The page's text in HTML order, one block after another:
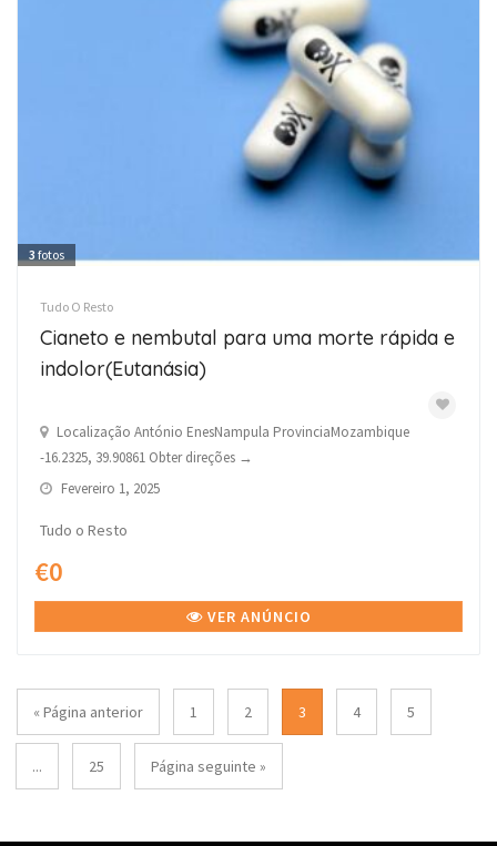
3 fotos
Tudo O Resto
Cianeto e nembutal para uma morte rápida e
indolor(Eutanásia)
Localização António EnesNampula ProvinciaMozambique
-16.2325, 39.90861 Obter direções →
Fevereiro 1, 2025
Tudo o Resto
€0
VER ANÚNCIO
« Página anterior 1 2 3 4 5
... 25 Página seguinte »